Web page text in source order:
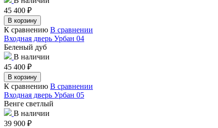
45 400 ₽
В корзину
К сравнению В сравнении
Входная дверь Урбан 04
Беленый дуб
В наличии
45 400 ₽
В корзину
К сравнению В сравнении
Входная дверь Урбан 05
Венге светлый
В наличии
39 900 ₽